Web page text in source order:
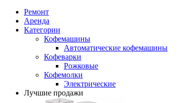
Ремонт
Аренда
Категории
Кофемашины
Автоматические кофемашины
Кофеварки
Рожковые
Кофемолки
Электрические
Лучшие продажи